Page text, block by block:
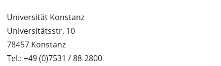
Universität Konstanz
Universitätsstr. 10
78457 Konstanz
Tel.: +49 (0)7531 / 88-2800